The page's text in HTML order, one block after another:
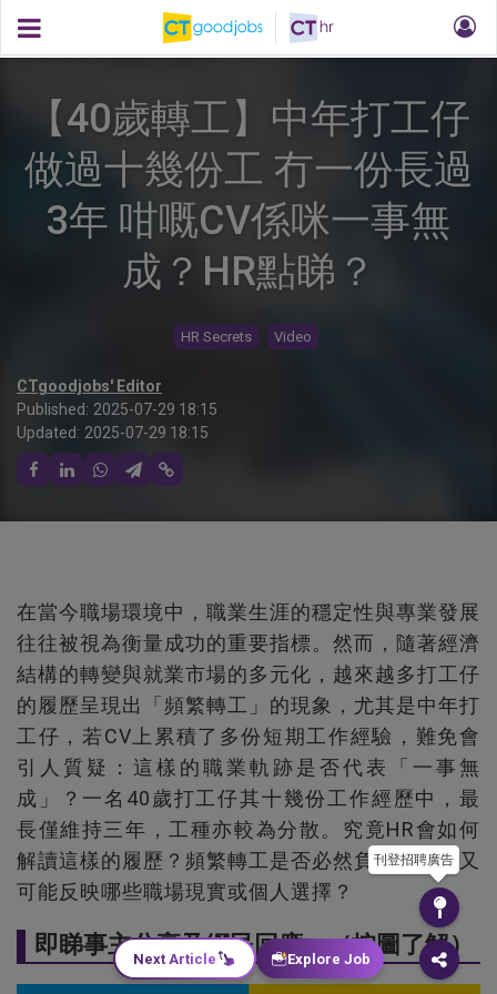
【40歲轉工】中年打工仔
做過十幾份工 冇一份長過
3年 咁嘅CV係咪一事無
成？HR點睇？
HR Secrets Video
CTgoodjobs' Editor
Published: 2025-07-29 18:15
Updated: 2025-07-29 18:15
在當今職場環境中，職業生涯的穩定性與專業發展
往往被視為衡量成功的重要指標。然而，隨著經濟
結構的轉變與就業市場的多元化，越來越多打工仔
的履歷呈現出「頻繁轉工」的現象，尤其是中年打
工仔，若CV上累積了多份短期工作經驗，難免會
引人質疑：這樣的職業軌跡是否代表「一事無
成」？一名40歲打工仔其十幾份工作經歷中，最
長僅維持三年，工種亦較為分散。究竟HR會如何
解讀這樣的履歷？頻繁轉工是否必然負面？背後又
可能反映哪些職場現實或個人選擇？
即睇事主分享及網民回應：（按圖了解）
刊登招聘廣告
Next Article Explore Job